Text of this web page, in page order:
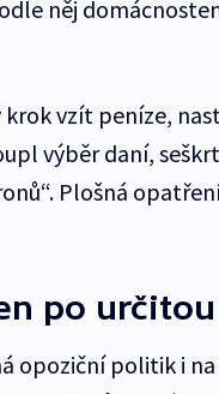
něj
krok vzít peníze,
výběr daní,
Plošná
po
opoziční politik i